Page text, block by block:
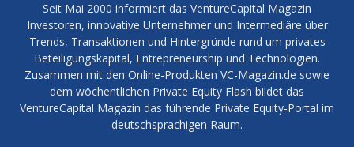
Seit Mai 2000 informiert das VentureCapital Magazin
Investoren, innovative Unternehmer und Intermediäre über
Trends, Transaktionen und Hintergründe rund um privates
Beteiligungskapital, Entrepreneurship und Technologien.
Zusammen mit den Online-Produkten VC-Magazin.de sowie
dem wöchentlichen Private Equity Flash bildet das
VentureCapital Magazin das führende Private Equity-Portal im
deutschsprachigen Raum.